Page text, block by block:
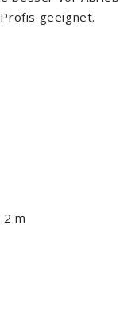
geeignet.
m